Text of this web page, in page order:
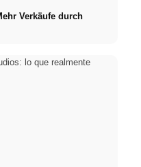
Verkäufe durch